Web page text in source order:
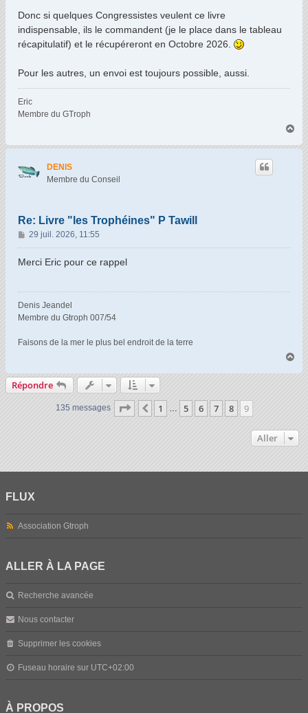
Donc si quelques Congressistes veulent ce livre
indispensable, ils le commandent (je le place dans le tableau
récapitulatif) et le récupéreront en Octobre 2026.
Pour les autres, un envoi est toujours possible, aussi.
Eric
Membre du GTroph
u
DENIS
Membre du Conseil
Re: Livre "les Trophéines" P Tawill
M
e
g
e
29 juil. 2026, 11:55
Merci Eric pour ce rappel
Denis Jeandel
Membre du Gtroph 007/54
Faisons de la mer le plus bel endroit de la terre
Répondre
135 messages Page sur9
Précédent
1 5 6 7 8 9
Aller
FLUX
Association Gtroph
ALLER À LA PAGE
Recherche avancée
Nous contacter
Supprimer les cookies
Fuseau horaire sur UTC+02:00
À PROPOS